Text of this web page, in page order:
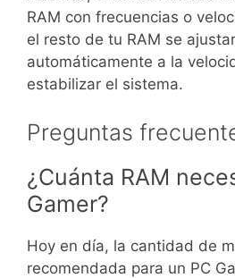
RAM con frecuencias o
el resto de tu RAM se
automáticamente a la
estabilizar el sistema.
Preguntas
¿Cuánta RAM
Gamer?
Hoy en día, la cantidad de
recomendada para un PC